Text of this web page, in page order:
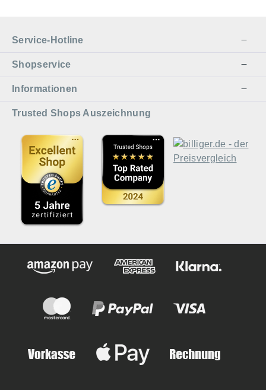
Service-Hotline
Shopservice
Informationen
Trusted Shops Auszeichnung